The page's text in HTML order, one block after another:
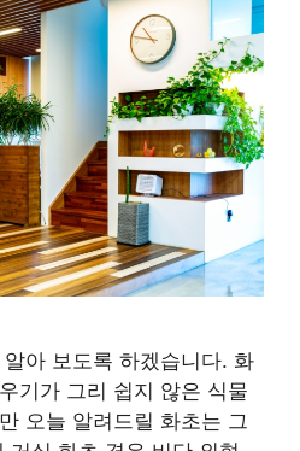
아 보도록 하겠습니다. 화
기가 그리 쉽지 않은 식물
오늘 알려드릴 화초는 그